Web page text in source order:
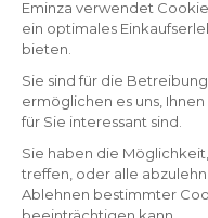
In den Warenkorb